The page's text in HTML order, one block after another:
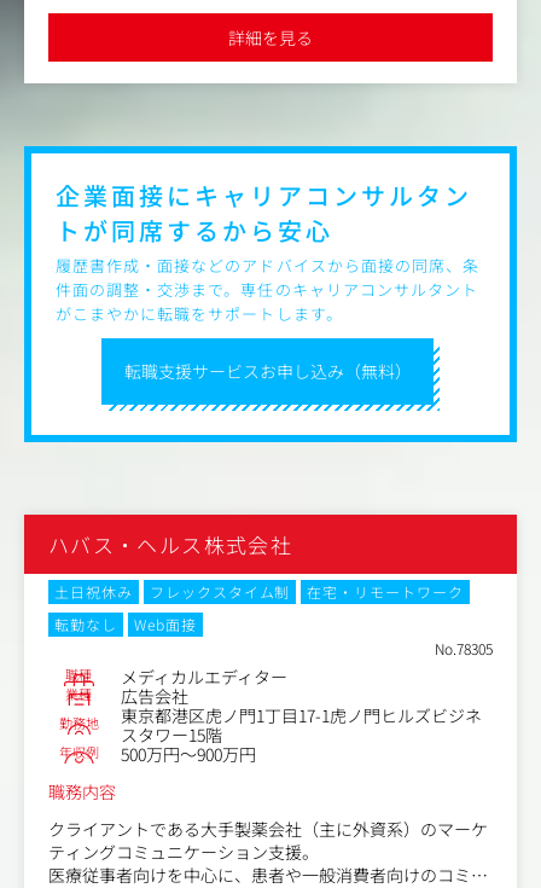
また、プランナーと協力して、製品メッセージを踏まえた
コピーの開発にも携わり、リーフレット等の資材の原稿に
・新薬上市や製品の基本資材・各種プロモーション資材の
・担当ブランドの社内チームの一員として クライアントの
ミーティングに参加し、ニーズ・マーケット・製品の特徴
及び学術的背景をふまえた資材の制作
・新規ビジネス獲得のため、営業・クリエイティブ・プラ
ンナーと共にコンペへの参加
※クライアントは外資系および国内系の大手製薬メーカー
詳細を見る
転職支援サービスお申し込み（無料）
企業面接にキャリアコンサルタン
トが同席するから安心
履歴書作成・面接などのアドバイスから面接の同席、条
件面の調整・交渉まで。専任のキャリアコンサルタント
がこまやかに転職をサポートします。
ハバス・ヘルス株式会社
土日祝休み フレックスタイム制
在宅・リモートワーク
転勤なし
Web面接
No.78305
職種 メディカルエディター
業種 広告会社
勤務地
東京都港区虎ノ門1丁目17-1虎ノ門ヒルズビジネ
スタワー15階
年収例
500万円～900万円
職務内容
クライアントである大手製薬会社（主に外資系）のマーケ
ティングコミュニケーション支援。
医療従事者向けを中心に、患者や一般消費者向けのコミュ